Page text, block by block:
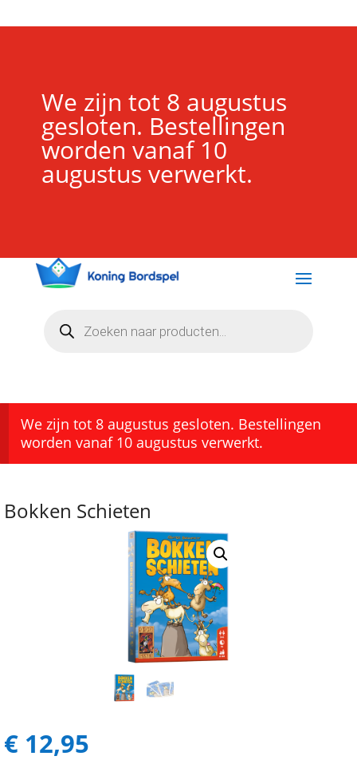
We zijn tot 8 augustus
gesloten. Bestellingen
worden vanaf 10
augustus verwerkt.
zoeken
We zijn tot 8 augustus gesloten. Bestellingen
worden vanaf 10 augustus verwerkt.
Bokken Schieten
€ 12,95